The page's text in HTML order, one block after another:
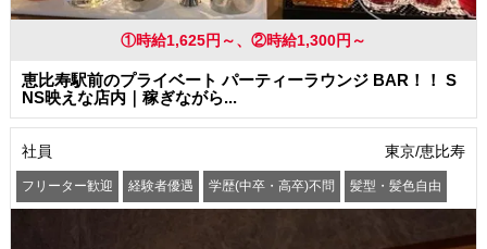
①時給1,625円～、②時給1,300円～
恵比寿駅前のプライベート パーティーラウンジ BAR！！ S
NS映えな店内｜稼ぎながら...
社員 東京/恵比寿
フリーター歓迎 経験者優遇 学歴(中卒・高卒)不問 髪型・髪色自由